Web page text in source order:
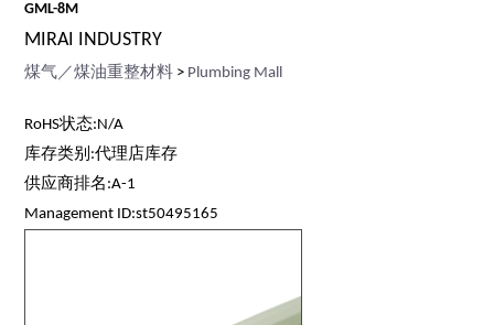
GML-8M
MIRAI INDUSTRY
煤气／煤油重整材料 > Plumbing Mall
RoHS状态:N/A
库存类别:代理店库存
供应商排名:A-1
Management ID:st50495165